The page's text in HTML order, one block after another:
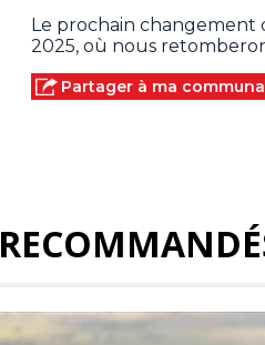
Le prochain changement
2025, où nous
Partager à ma